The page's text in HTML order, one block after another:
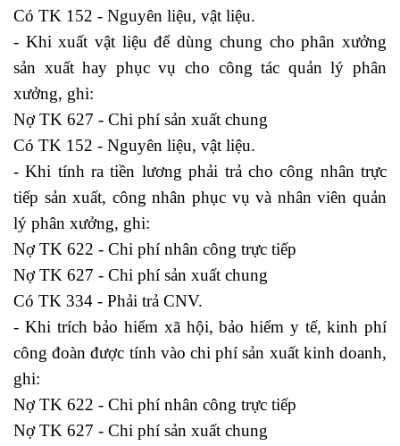
Có TK 152 - Nguyên liệu, vật liệu.
- Khi xuất vật liệu để dùng chung cho phân xưởng
sản xuất hay phục vụ cho công tác quản lý phân
xưởng, ghi:
Nợ TK 627 - Chi phí sản xuất chung
Có TK 152 - Nguyên liệu, vật liệu.
- Khi tính ra tiền lương phải trả cho công nhân trực
tiếp sản xuất, công nhân phục vụ và nhân viên quản
lý phân xưởng, ghi:
Nợ TK 622 - Chi phí nhân công trực tiếp
Nợ TK 627 - Chi phí sản xuất chung
Có TK 334 - Phải trả CNV.
- Khi trích bảo hiểm xã hội, bảo hiểm y tế, kinh phí
công đoàn được tính vào chi phí sản xuất kinh doanh,
ghi:
Nợ TK 622 - Chi phí nhân công trực tiếp
Nợ TK 627 - Chi phí sản xuất chung